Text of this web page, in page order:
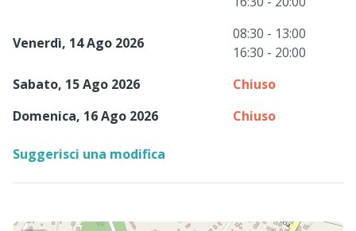
Venerdì, 14 Ago 2026
08:30 - 13:00
16:30 - 20:00
Sabato, 15 Ago 2026
Chiuso
Domenica, 16 Ago 2026
Chiuso
Suggerisci una modifica